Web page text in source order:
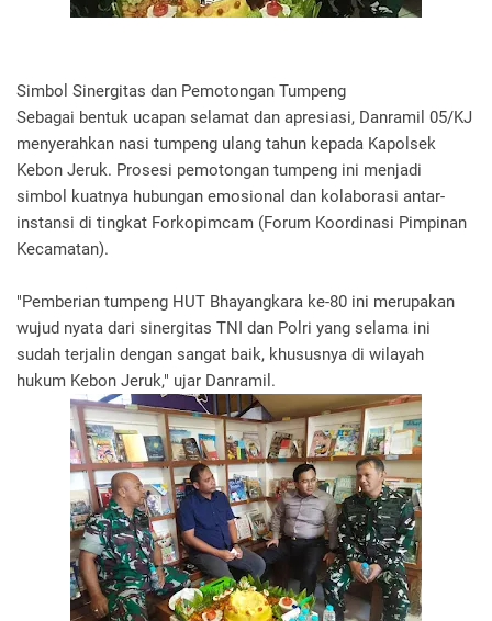
Simbol Sinergitas dan Pemotongan Tumpeng
Sebagai bentuk ucapan selamat dan apresiasi, Danramil 05/KJ
menyerahkan nasi tumpeng ulang tahun kepada Kapolsek
Kebon Jeruk. Prosesi pemotongan tumpeng ini menjadi
simbol kuatnya hubungan emosional dan kolaborasi antar-
instansi di tingkat Forkopimcam (Forum Koordinasi Pimpinan
Kecamatan).
"Pemberian tumpeng HUT Bhayangkara ke-80 ini merupakan
wujud nyata dari sinergitas TNI dan Polri yang selama ini
sudah terjalin dengan sangat baik, khususnya di wilayah
hukum Kebon Jeruk," ujar Danramil.